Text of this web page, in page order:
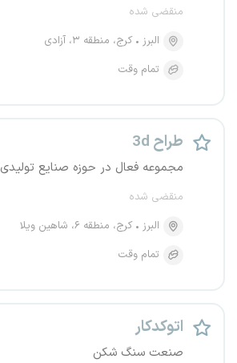
منقضی شده
البرز
کرج، منطقه ۳، آزادی
تمام وقت
طراح 3d
مجموعه فعال در حوزه صنایع تولیدی
منقضی شده
البرز
کرج، منطقه ۶، شاهین ویلا
تمام وقت
اتوکدکار
صنعت سنگ شکن